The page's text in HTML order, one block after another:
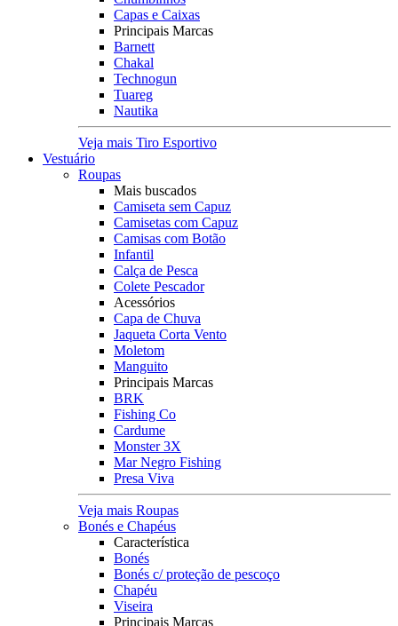
Capas e Caixas
Principais Marcas
Barnett
Chakal
Technogun
Tuareg
Nautika
Veja mais Tiro Esportivo
Vestuário
Roupas
Mais buscados
Camiseta sem Capuz
Camisetas com Capuz
Camisas com Botão
Infantil
Calça de Pesca
Colete Pescador
Acessórios
Capa de Chuva
Jaqueta Corta Vento
Moletom
Manguito
Principais Marcas
BRK
Fishing Co
Cardume
Monster 3X
Mar Negro Fishing
Presa Viva
Veja mais Roupas
Bonés e Chapéus
Característica
Bonés
Bonés c/ proteção de pescoço
Chapéu
Viseira
Principais Marcas